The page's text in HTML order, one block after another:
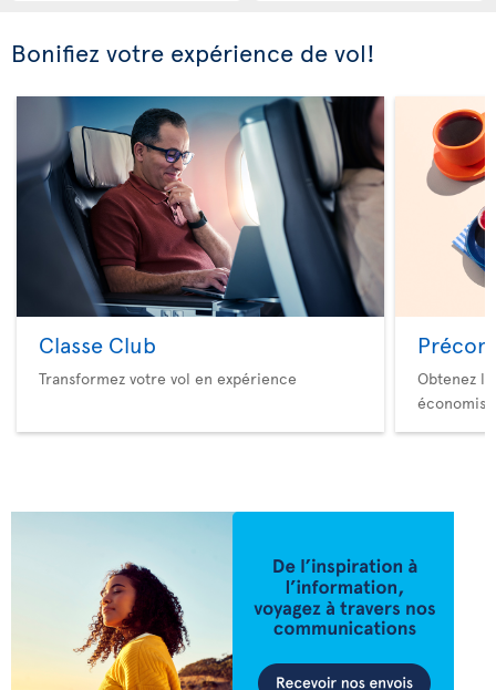
Bonifiez votre expérience de vol!
Classe Club
Transformez votre vol en expérience
Obtenez